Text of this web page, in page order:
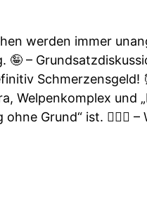
werden immer
–
Schmerzensgeld!
Welpenkomplex und
Grund“ ist. 🤷🏽‍♀️